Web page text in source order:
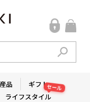
品
ギフト
ライフスタイル
セール